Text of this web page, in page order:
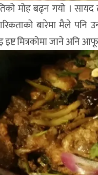
मोह बढ्न गयो । सायद
बारेमा मैले पनि
मित्रकोमा जाने अनि